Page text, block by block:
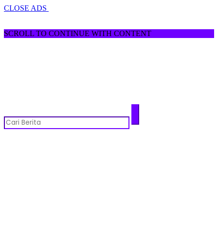
CLOSE ADS
SCROLL TO CONTINUE WITH CONTENT